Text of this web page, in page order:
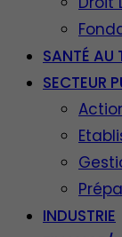
SANTÉ
SECTEUR
INDUSTRIE